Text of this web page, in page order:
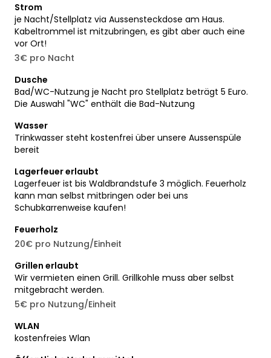
Strom
je Nacht/Stellplatz via Aussensteckdose am Haus.
Kabeltrommel ist mitzubringen, es gibt aber auch eine
vor Ort!
3€ pro Nacht
Dusche
Bad/WC-Nutzung je Nacht pro Stellplatz beträgt 5 Euro.
Die Auswahl "WC" enthält die Bad-Nutzung
Wasser
Trinkwasser steht kostenfrei über unsere Aussenspüle
bereit
Lagerfeuer erlaubt
Lagerfeuer ist bis Waldbrandstufe 3 möglich. Feuerholz
kann man selbst mitbringen oder bei uns
Schubkarrenweise kaufen!
Feuerholz
20€ pro Nutzung/Einheit
Grillen erlaubt
Wir vermieten einen Grill. Grillkohle muss aber selbst
mitgebracht werden.
5€ pro Nutzung/Einheit
WLAN
kostenfreies Wlan